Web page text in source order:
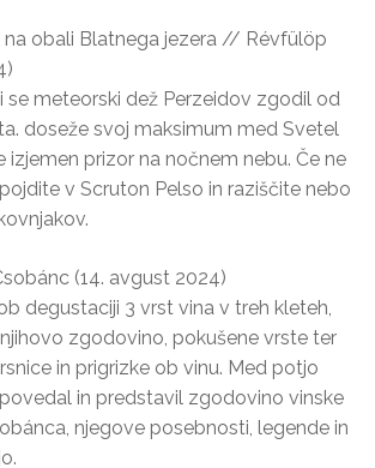
na obali Blatnega jezera // Révfülöp
se meteorski dež Perzeidov zgodil od
doseže svoj maksimum med Svetel
izjemen prizor na nočnem nebu. Če ne
v Scruton Pelso in raziščite nebo
(14. avgust 2024)
degustaciji 3 vrst vina v treh kleteh,
zgodovino, pokušene vrste ter
in prigrizke ob vinu. Med potjo
in predstavil zgodovino vinske
njegove posebnosti, legende in